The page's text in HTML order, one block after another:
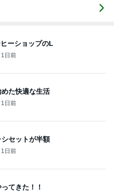
ーショップのL
1日前
た快適な生活
1日前
セットが半額
1日前
てきた！！